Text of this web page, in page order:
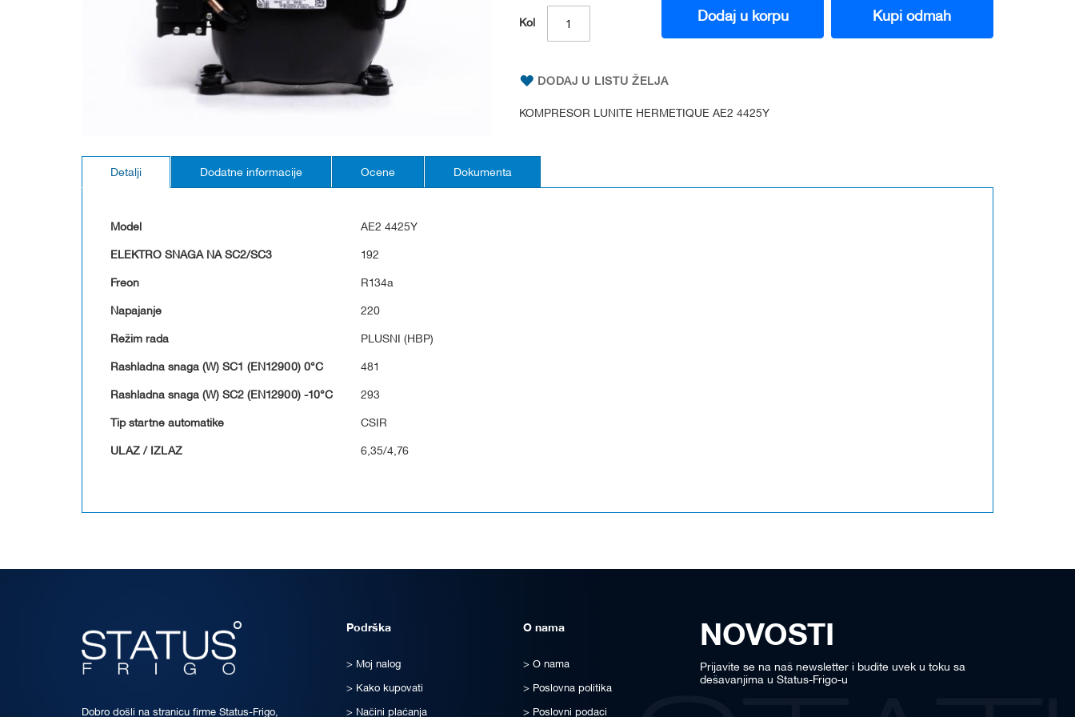
Kol Dodaj u korpu Kupi odmah
DODAJ U LISTU ŽELJA
KOMPRESOR LUNITE HERMETIQUE AE2 4425Y
to
beginning
gallery
Detalji
Model AE2 4425Y
ELEKTRO SNAGA NA SC2/SC3 192
Freon R134a
Napajanje 220
Režim rada PLUSNI (HBP)
Rashladna snaga (W) SC1 (EN12900) 0°C 481
Rashladna snaga (W) SC2 (EN12900) -10°C 293
Tip startne automatike CSIR
ULAZ / IZLAZ 6,35/4,76
Dodatne informacije Ocene Dokumenta
Dobro došli na stranicu firme Status-Frigo,
Podrška
Moj nalog
Kako kupovati
Načini plaćanja
O nama
O nama
Poslovna politika
Poslovni podaci
NOVOSTI
Prijavite se na naš newsletter i budite uvek u toku sa
dešavanjima u Status-Frigo-u